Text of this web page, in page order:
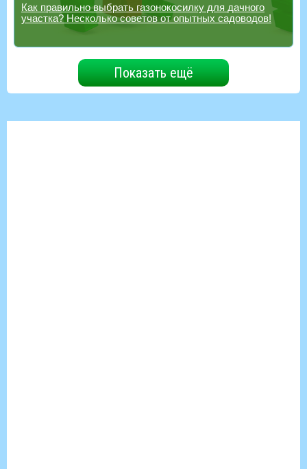
Как правильно выбрать газонокосилку для дачного
участка? Несколько советов от опытных садоводов!
Показать ещё